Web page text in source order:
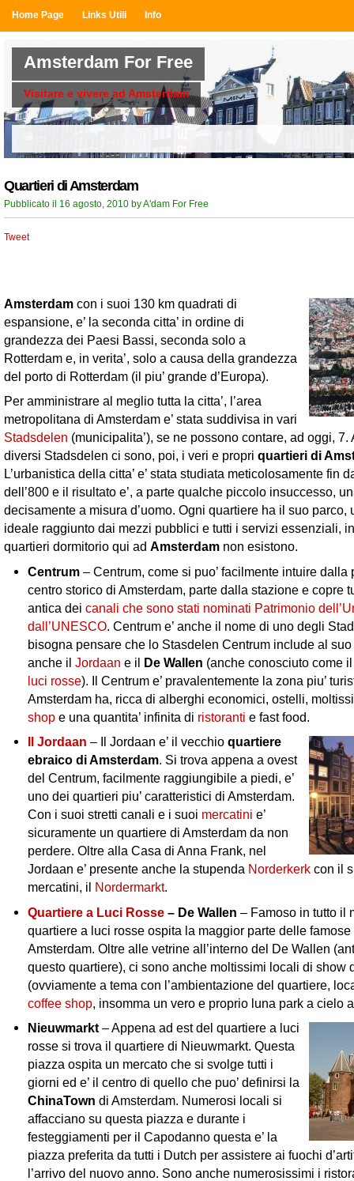
Home Page Links Utili Info
Amsterdam For Free
Visitare e vivere ad Amsterdam
Quartieri di Amsterdam
Pubblicato il 16 agosto, 2010 by A'dam For Free
Tweet
Amsterdam con i suoi 130 km quadrati di
espansione, e’ la seconda citta’ in ordine di
grandezza dei Paesi Bassi, seconda solo a
Rotterdam e, in verita’, solo a causa della grandezza
del porto di Rotterdam (il piu’ grande d’Europa).
Per amministrare al meglio tutta la citta’, l’area
metropolitana di Amsterdam e’ stata suddivisa in vari
Stadsdelen (municipalita’), se ne possono contare, ad oggi, 7.
diversi Stadsdelen ci sono, poi, i veri e propri quartieri di
L’urbanistica della citta’ e’ stata studiata meticolosamente fin
dell’800 e il risultato e’, a parte qualche piccolo insuccesso,
decisamente a misura d’uomo. Ogni quartiere ha il suo parco,
ideale raggiunto dai mezzi pubblici e tutti i servizi essenziali,
quartieri dormitorio qui ad Amsterdam non esistono.
Centrum – Centrum, come si puo’ facilmente intuire dalla
centro storico di Amsterdam, parte dalla stazione e copre
antica dei canali che sono stati nominati Patrimonio
dall’UNESCO. Centrum e’ anche il nome di uno degli
bisogna pensare che lo Stasdelen Centrum include al
anche il Jordaan e il De Wallen (anche conosciuto come
luci rosse). Il Centrum e’ pravalentemente la zona piu’
Amsterdam ha, ricca di alberghi economici, ostelli,
shop e una quantita’ infinita di ristoranti e fast food.
Il Jordaan – Il Jordaan e’ il vecchio quartiere
ebraico di Amsterdam. Si trova appena a ovest
del Centrum, facilmente raggiungibile a piedi, e’
uno dei quartieri piu’ caratteristici di Amsterdam.
Con i suoi stretti canali e i suoi mercatini e’
sicuramente un quartiere di Amsterdam da non
perdere. Oltre alla Casa di Anna Frank, nel
Jordaan e’ presente anche la stupenda Norderkerk con il
mercatini, il Nordermarkt.
Quartiere a Luci Rosse – De Wallen – Famoso in tutto il
quartiere a luci rosse ospita la maggior parte delle famose
Amsterdam. Oltre alle vetrine all’interno del De Wallen
questo quartiere), ci sono anche moltissimi locali di show
(ovviamente a tema con l’ambientazione del quartiere,
coffee shop , insomma un vero e proprio luna park a cielo
Nieuwmarkt – Appena ad est del quartiere a luci
rosse si trova il quartiere di Nieuwmarkt. Questa
piazza ospita un mercato che si svolge tutti i
giorni ed e’ il centro di quello che puo’ definirsi la
ChinaTown di Amsterdam. Numerosi locali si
affacciano su questa piazza e durante i
festeggiamenti per il Capodanno questa e’ la
piazza preferita da tutti i Dutch per assistere ai fuochi
l’arrivo del nuovo anno. Sono anche numerosissimi i